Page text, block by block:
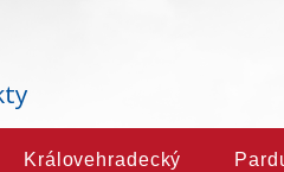
Královehradecký